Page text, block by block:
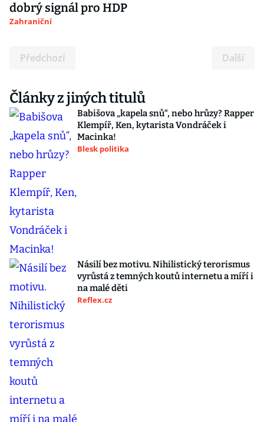
dobrý signál pro HDP
Zahraniční
Předchozí Další
Články z jiných titulů
Babišova „kapela snů“, nebo hrůzy? Rapper
Klempíř, Ken, kytarista Vondráček i
Macinka!
Blesk politika
Násilí bez motivu. Nihilistický terorismus
vyrůstá z temných koutů internetu a míří i
na malé děti
Reflex.cz